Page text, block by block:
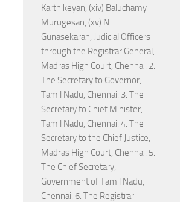
Karthikeyan, (xiv) Baluchamy
Murugesan, (xv) N.
Gunasekaran, Judicial Officers
through the Registrar General,
Madras High Court, Chennai. 2.
The Secretary to Governor,
Tamil Nadu, Chennai. 3. The
Secretary to Chief Minister,
Tamil Nadu, Chennai. 4. The
Secretary to the Chief Justice,
Madras High Court, Chennai. 5.
The Chief Secretary,
Government of Tamil Nadu,
Chennai. 6. The Registrar